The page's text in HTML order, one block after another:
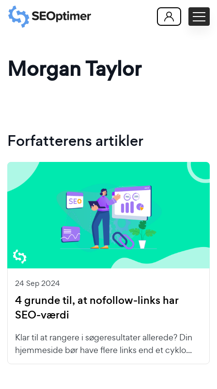
Morgan Taylor
Forfatterens artikler
24 Sep 2024
4 grunde til, at nofollow-links har
SEO-værdi
Klar til at rangere i søgeresultater allerede? Din
hjemmeside bør have flere links end et cyklo...